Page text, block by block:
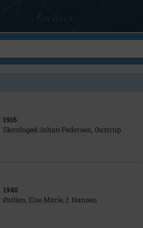
1916
Skovfoged Johan Pedersen, Oustrup
1940
Østlien, Else Marie, f. Hansen